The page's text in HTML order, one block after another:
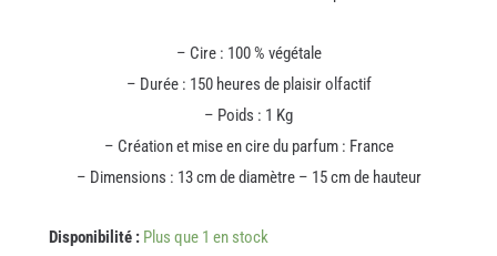
– Cire : 100 % végétale
– Durée : 150 heures de plaisir olfactif
– Poids : 1 Kg
– Création et mise en cire du parfum : France
– Dimensions : 13 cm de diamètre – 15 cm de hauteur
Disponibilité : Plus que 1 en stock
quantité